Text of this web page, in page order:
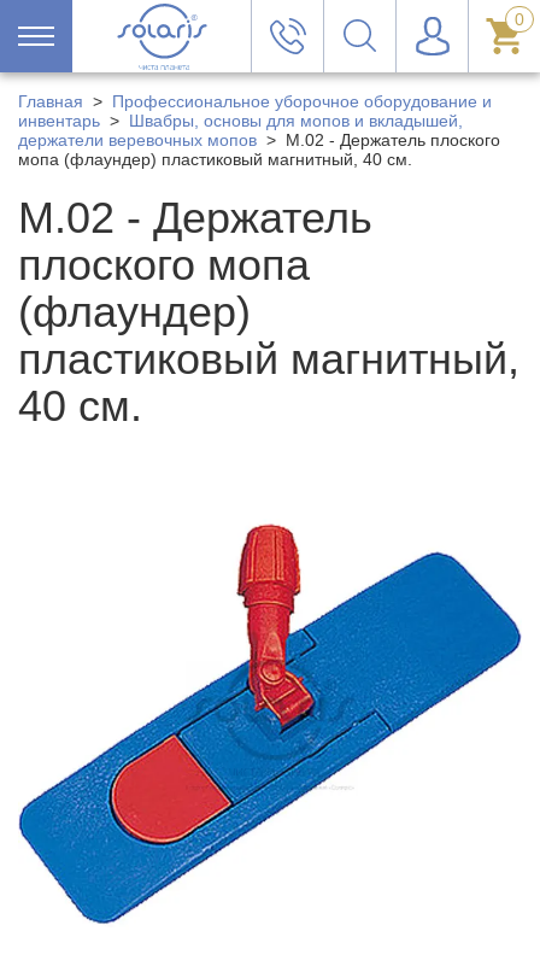
0
Главная > Профессиональное уборочное оборудование и
инвентарь > Швабры, основы для мопов и вкладышей,
держатели веревочных мопов > M.02 - Держатель плоского
мопа (флаундер) пластиковый магнитный, 40 см.
M.02 - Держатель
плоского мопа
(флаундер)
пластиковый магнитный,
40 см.